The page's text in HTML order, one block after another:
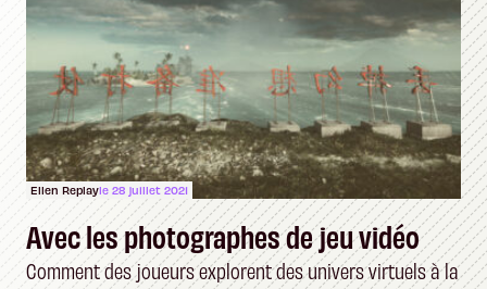
Ellen Replayle 28 juillet 2021
Avec les photographes de jeu vidéo
Comment des joueurs explorent des univers virtuels à la